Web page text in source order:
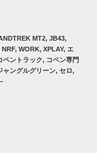
MT2, JB43,
NRF, WORK, XPLAY, エ
ペントラック, コペン専門
ャングルグリーン, セロ,